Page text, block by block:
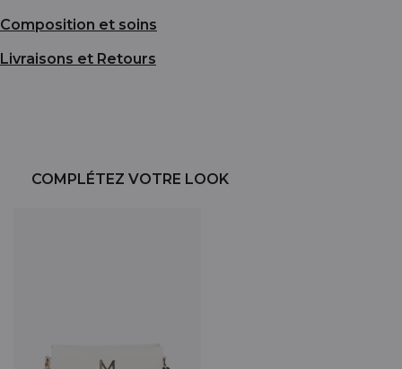
Composition et soins
Livraisons et Retours
COMPLÉTEZ VOTRE LOOK